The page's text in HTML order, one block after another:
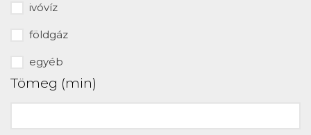
ivóvíz
földgáz
egyéb
Tömeg (min)